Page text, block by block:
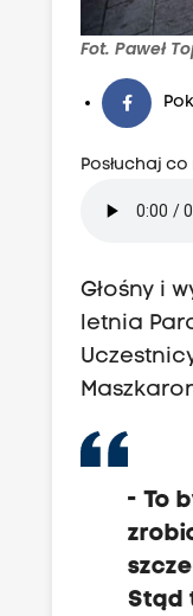
Fot. Paweł
Posłuchaj
Głośny i
letnia
- To
Stąd